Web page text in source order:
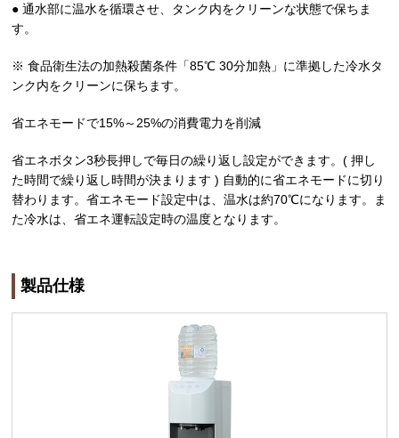
● 通水部に温水を循環させ、タンク内をクリーンな状態で保ちま
す。
※ 食品衛生法の加熱殺菌条件「85℃ 30分加熱」に準拠した冷水タ
ンク内をクリーンに保ちます。
省エネモードで15%～25%の消費電力を削減
省エネボタン3秒長押しで毎日の繰り返し設定ができます。( 押し
た時間で繰り返し時間が決まります ) 自動的に省エネモードに切り
替わります。省エネモード設定中は、温水は約70℃になります。ま
た冷水は、省エネ運転設定時の温度となります。
製品仕様